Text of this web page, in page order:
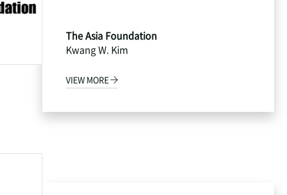
The Asia Foundation
Kwang W. Kim
VIEW MORE